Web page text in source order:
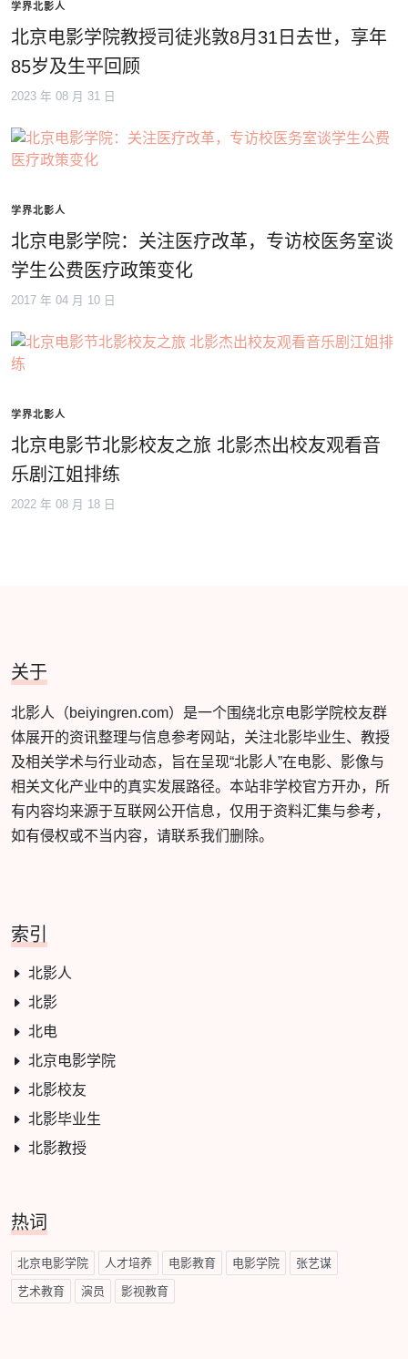
学界北影人
北京电影学院教授司徒兆敦8月31日去世，享年
85岁及生平回顾
2023 年 08 月 31 日
学界北影人
北京电影学院：关注医疗改革，专访校医务室谈
学生公费医疗政策变化
2017 年 04 月 10 日
学界北影人
北京电影节北影校友之旅 北影杰出校友观看音
乐剧江姐排练
2022 年 08 月 18 日
关于
北影人（beiyingren.com）是一个围绕北京电影学院校友群
体展开的资讯整理与信息参考网站，关注北影毕业生、教授
及相关学术与行业动态，旨在呈现“北影人”在电影、影像与
相关文化产业中的真实发展路径。本站非学校官方开办，所
有内容均来源于互联网公开信息，仅用于资料汇集与参考，
如有侵权或不当内容，请联系我们删除。
索引
北影人
北影
北电
北京电影学院
北影校友
北影毕业生
北影教授
热词
北京电影学院 人才培养 电影教育 电影学院 张艺谋
艺术教育 演员 影视教育